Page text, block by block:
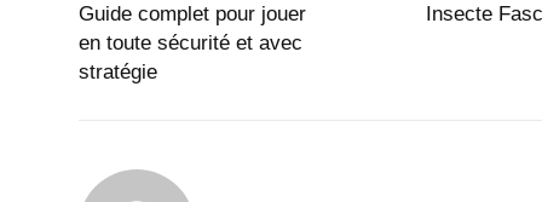
Guide complet pour jouer
en toute sécurité et avec
stratégie
Insecte